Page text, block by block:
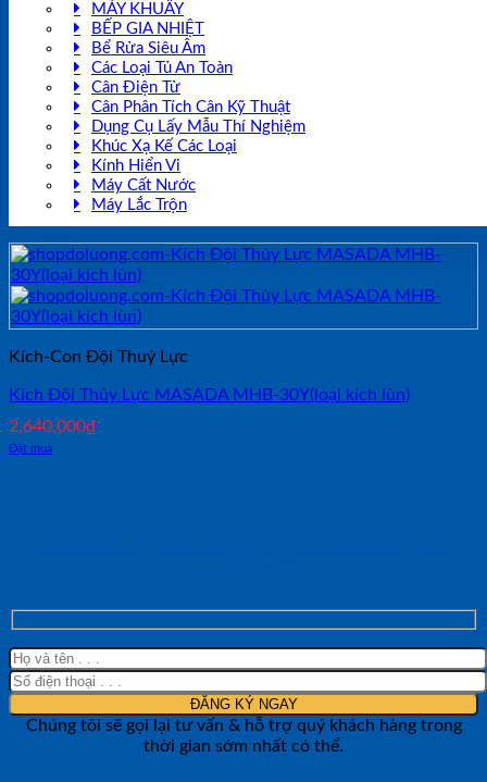
MÁY KHUẤY
BẾP GIA NHIỆT
Bể Rửa Siêu Âm
Các Loại Tủ An Toàn
Cân Điện Tử
Cân Phân Tích Cân Kỹ Thuật
Dụng Cụ Lấy Mẫu Thí Nghiệm
Khúc Xạ Kế Các Loại
Kính Hiển Vi
Máy Cất Nước
Máy Lắc Trộn
Kích-Con Đội Thuỷ Lực
Kích Đội Thủy Lực MASADA MHB-30Y(loại kích lùn)
2,640,000₫
Đặt mua
Chúng tôi sẽ gọi lại tư vấn & hỗ trợ quý khách hàng trong
thời gian sớm nhất có thể.